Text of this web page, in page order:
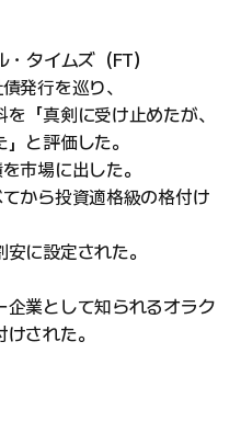
タイムズ（FT）
発行を巡り、
「真剣に受け止めたが、
と評価した。
市場に出した。
から投資適格級の格付け
に設定された。
企業として知られるオラク
された。